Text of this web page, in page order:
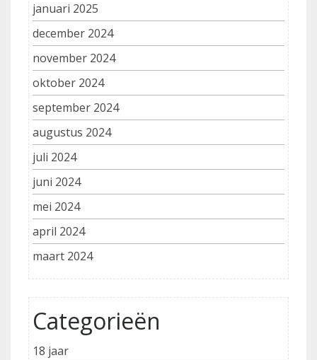
januari 2025
december 2024
november 2024
oktober 2024
september 2024
augustus 2024
juli 2024
juni 2024
mei 2024
april 2024
maart 2024
Categorieën
18 jaar